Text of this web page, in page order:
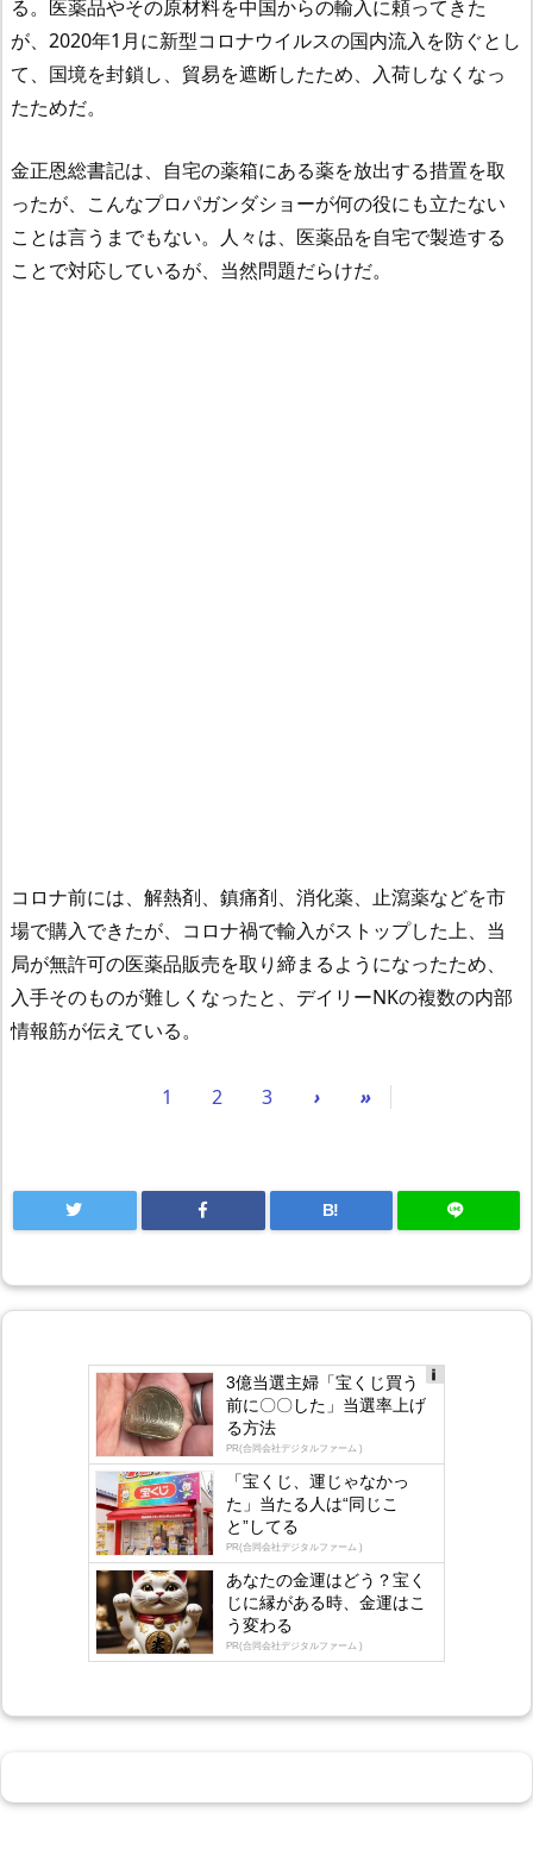
る。医薬品やその原材料を中国からの輸入に頼ってきた
が、2020年1月に新型コロナウイルスの国内流入を防ぐとし
て、国境を封鎖し、貿易を遮断したため、入荷しなくなっ
たためだ。
金正恩総書記は、自宅の薬箱にある薬を放出する措置を取
ったが、こんなプロパガンダショーが何の役にも立たない
ことは言うまでもない。人々は、医薬品を自宅で製造する
ことで対応しているが、当然問題だらけだ。
コロナ前には、解熱剤、鎮痛剤、消化薬、止瀉薬などを市
場で購入できたが、コロナ禍で輸入がストップした上、当
局が無許可の医薬品販売を取り締まるようになったため、
入手そのものが難しくなったと、デイリーNKの複数の内部
情報筋が伝えている。
1 2 3 › »
B!
gly
3億当選主婦「宝くじ買う
前に〇〇した」当選率上げ
る方法
PR(合同会社デジタルファーム )
「宝くじ、運じゃなかっ
た」当たる人は“同じこ
と”してる
PR(合同会社デジタルファーム )
あなたの金運はどう？宝く
じに縁がある時、金運はこ
う変わる
PR(合同会社デジタルファーム )